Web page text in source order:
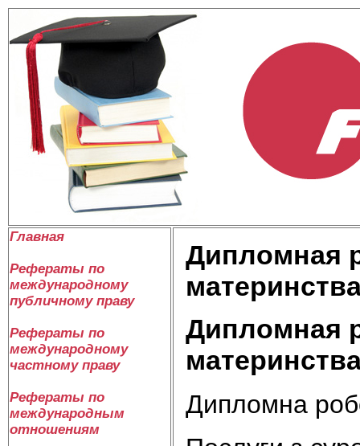
Главная
Рефераты по
международному
публичному праву
Рефераты по
международному
частному праву
Рефераты по
международным
отношениям
Дипломная
Дипломная
Дипломна